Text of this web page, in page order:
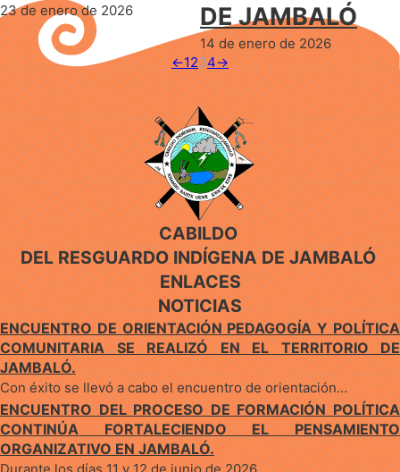
23 de enero de 2026
DE JAMBALÓ
14 de enero de 2026
←1234→
CABILDO
DEL RESGUARDO INDÍGENA DE JAMBALÓ
ENLACES
NOTICIAS
ENCUENTRO DE ORIENTACIÓN PEDAGOGÍA Y POLÍTICA
COMUNITARIA SE REALIZÓ EN EL TERRITORIO DE
JAMBALÓ.
Con éxito se llevó a cabo el encuentro de orientación…
ENCUENTRO DEL PROCESO DE FORMACIÓN POLÍTICA
CONTINÚA FORTALECIENDO EL PENSAMIENTO
ORGANIZATIVO EN JAMBALÓ.